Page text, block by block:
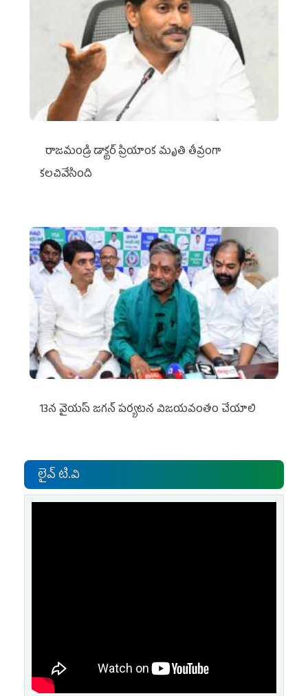
రాజమండ్రి డాక్టర్‌ ప్రియాంక మృతి తీవ్రంగా
కలచివేసింది
13న వైయస్‌ జగన్‌ పర్యటన విజయవంతం చేయాలి
లైవ్ టి.వి